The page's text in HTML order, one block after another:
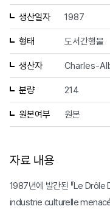
생산일자 1987
형태 도서간행물
생산자 Charles-
분량 214
원본여부 원본
자료 내용
1987년에 발간된 『Le
industrie culturelle